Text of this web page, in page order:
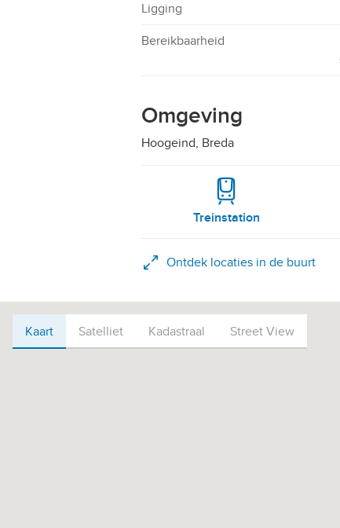
Ligging
Bereikbaarheid
Omgeving
Hoogeind, Breda
Treinstation
Ontdek locaties in de buurt
Kaart
Kaart Satelliet Kadastraal Street View